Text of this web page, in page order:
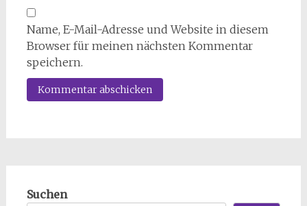
Name, E-Mail-Adresse und Website in diesem
Browser für meinen nächsten Kommentar
speichern.
Suchen